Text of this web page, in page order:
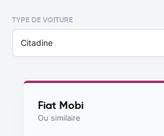
TYPE DE VOITURE
Citadine
Fiat Mobi
Ou similaire